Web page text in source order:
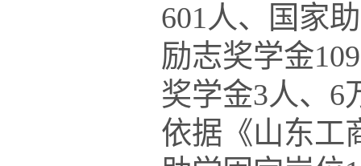
601人、国家
励志奖学金
奖学金3人、6
依据 《山东